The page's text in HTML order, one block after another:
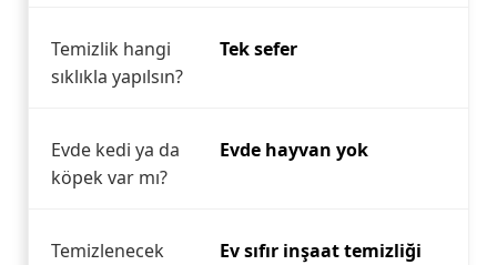
Temizlik hangi
sıklıkla yapılsın?
Tek sefer
Evde kedi ya da
köpek var mı?
Evde hayvan yok
Temizlenecek
Ev sıfır inşaat temizliği